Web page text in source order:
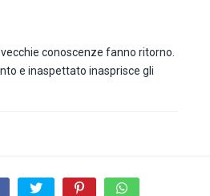
conoscenze fanno ritorno.
e inaspettato inasprisce gli